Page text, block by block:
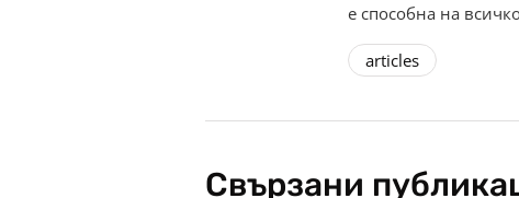
е способна на
articles
Свързани